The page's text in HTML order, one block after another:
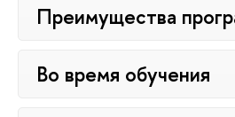
Преимущества
Во время обучения